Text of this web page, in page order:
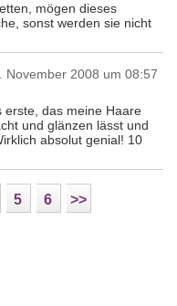
mögen dieses
sonst werden sie nicht
November 2008 um 08:57
erste, das meine Haare
und glänzen lässt und
absolut genial! 10
5 6 >>